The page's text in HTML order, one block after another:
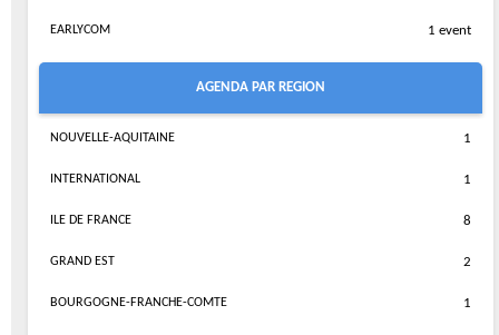
EARLYCOM 1 event
AGENDA PAR REGION
NOUVELLE-AQUITAINE 1
INTERNATIONAL 1
ILE DE FRANCE 8
GRAND EST 2
BOURGOGNE-FRANCHE-COMTE 1